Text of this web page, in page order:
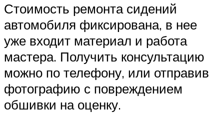
Стоимость ремонта сидений
автомобиля фиксирована, в нее
уже входит материал и работа
мастера. Получить консультацию
можно по телефону, или отправив
фотографию с повреждением
обшивки на оценку.